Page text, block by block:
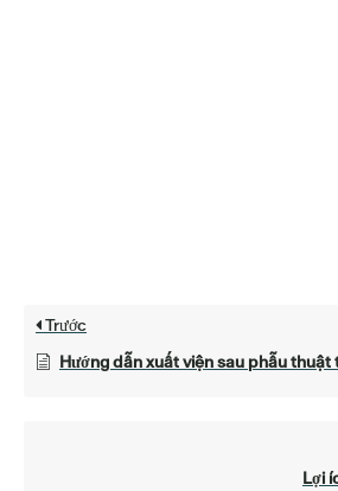
Trước
Hướng dẫn xuất viện sau phẫu
Lợi